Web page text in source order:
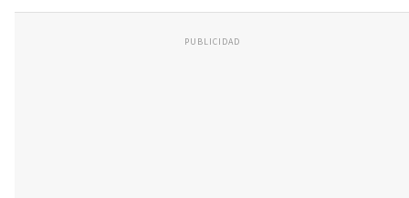
PUBLICIDAD